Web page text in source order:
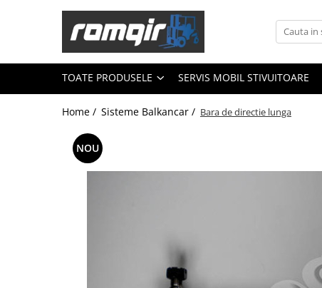
Piese Motor
Piese Motor D 2500
Piese Motor D 3900
Piese de Schimb Balkancar
Catarg Motostivuitor Balkancar
TOATE PRODUSELE SERVIS MOBIL STIVUITOARE
Home / Sisteme Balkancar / Bara de directie lunga
NOU